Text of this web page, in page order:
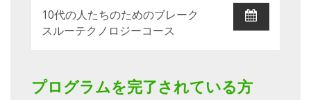
10代の人たちのためのブレーク
スルーテクノロジーコース
プログラムを完了されている方